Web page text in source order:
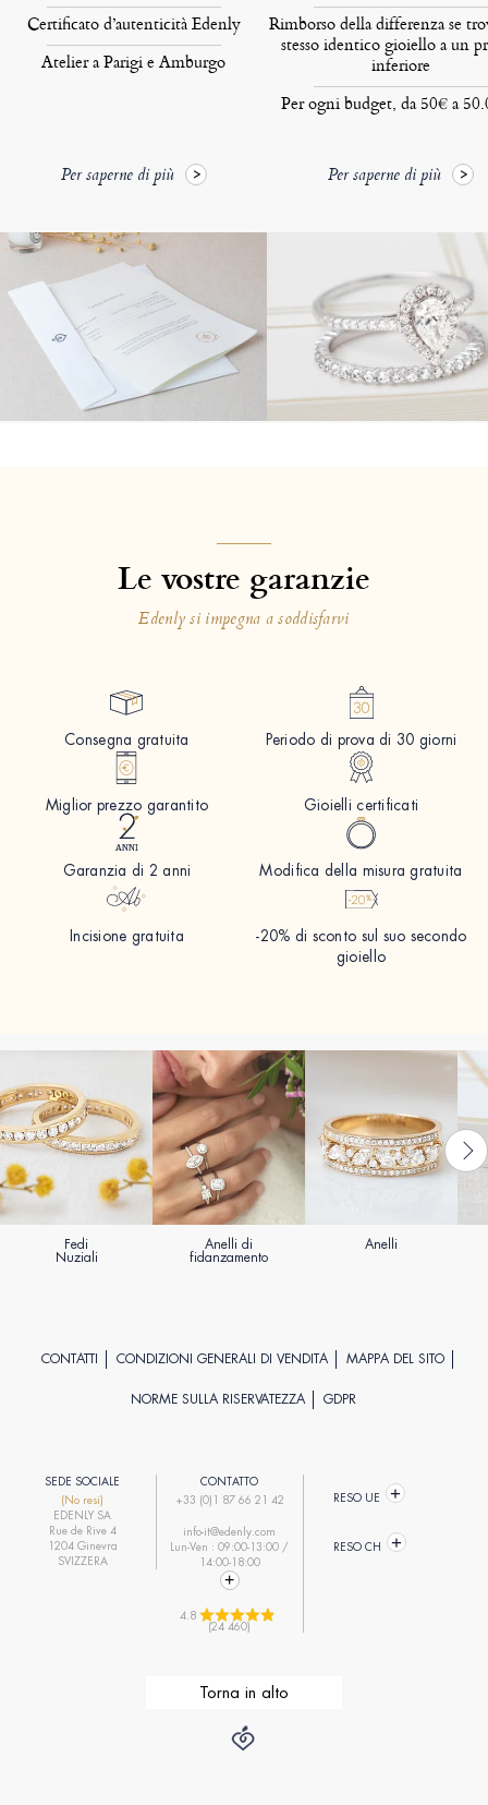
Certificato d’autenticità Edenly
Atelier a Parigi e Amburgo
Per saperne di più
Rimborso della differenza se
stesso identico gioiello a un
inferiore
Per ogni budget, da 50€ a
Per saperne di più
Le vostre garanzie
Edenly si impegna a soddisfarvi
Consegna gratuita Periodo di prova di 30 giorni
Miglior prezzo garantito Gioielli certificati
Garanzia di 2 anni Modifica della misura gratuita
Incisione gratuita
-20% di sconto sul suo secondo
gioiello
Fedi
Nuziali
Anelli di
fidanzamento
Anelli
CONTATTI CONDIZIONI GENERALI DI VENDITA MAPPA DEL SITO
NORME SULLA RISERVATEZZA GDPR
SEDE SOCIALE
(No resi)
EDENLY SA
Rue de Rive 4
1204 Ginevra
SVIZZERA
CONTATTO
+33 (0)1 87 66 21 42
info-it@edenly.com
Lun-Ven : 09:00-13:00 /
14:00-18:00
4.8
(24 460)
RESO UE
RESO CH
Torna in alto